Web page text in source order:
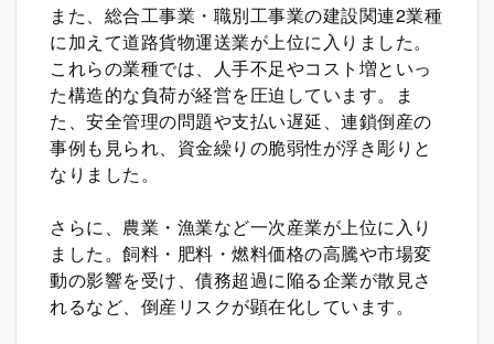
また、総合工事業・職別工事業の建設関連2業種
に加えて道路貨物運送業が上位に入りました。
これらの業種では、人手不足やコスト増といっ
た構造的な負荷が経営を圧迫しています。ま
た、安全管理の問題や支払い遅延、連鎖倒産の
事例も見られ、資金繰りの脆弱性が浮き彫りと
なりました。
さらに、農業・漁業など一次産業が上位に入り
ました。飼料・肥料・燃料価格の高騰や市場変
動の影響を受け、債務超過に陥る企業が散見さ
れるなど、倒産リスクが顕在化しています。